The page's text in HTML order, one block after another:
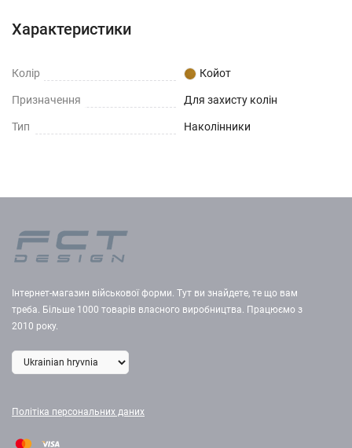
Характеристики
Колір Койот
Призначення Для захисту колін
Тип Наколінники
Інтернет-магазин військової форми. Тут ви знайдете, те що вам
треба. Більше 1000 товарів власного виробництва. Працюємо з
2010 року.
Політіка персональних даних